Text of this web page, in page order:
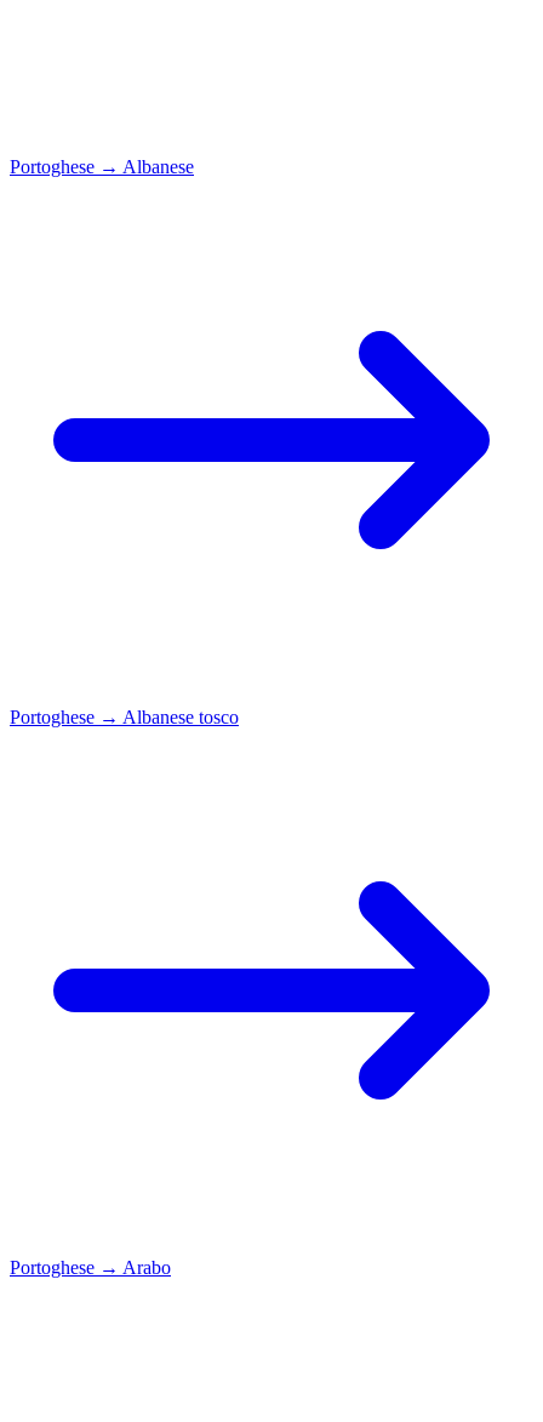
Portoghese → Albanese
Portoghese → Albanese tosco
Portoghese → Arabo